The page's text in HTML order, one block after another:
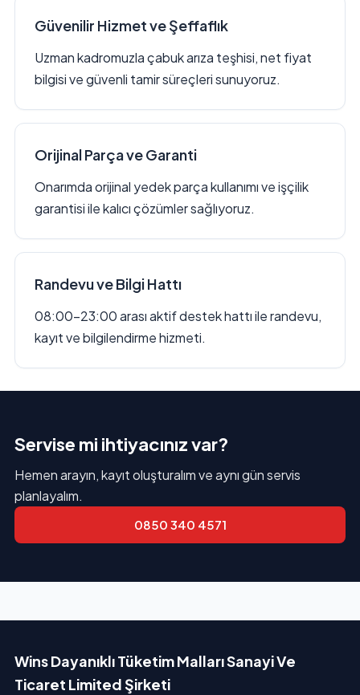
Güvenilir Hizmet ve Şeffaflık
Uzman kadromuzla çabuk arıza teşhisi, net fiyat
bilgisi ve güvenli tamir süreçleri sunuyoruz.
Orijinal Parça ve Garanti
Onarımda orijinal yedek parça kullanımı ve işçilik
garantisi ile kalıcı çözümler sağlıyoruz.
Randevu ve Bilgi Hattı
08:00–23:00 arası aktif destek hattı ile randevu,
kayıt ve bilgilendirme hizmeti.
Servise mi ihtiyacınız var?
Hemen arayın, kayıt oluşturalım ve aynı gün servis
planlayalım.
0850 340 4571
Wins Dayanıklı Tüketim Malları Sanayi Ve
Ticaret Limited Şirketi